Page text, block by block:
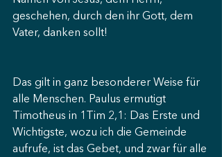
geschehen, durch den ihr Gott, dem
Vater, danken sollt!
Das gilt in ganz besonderer Weise für
alle Menschen. Paulus ermutigt
Timotheus in 1Tim 2,1: Das Erste und
Wichtigste, wozu ich die Gemeinde
aufrufe, ist das Gebet, und zwar für alle